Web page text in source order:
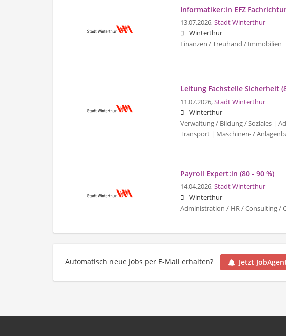
Informatiker:in EFZ
13.07.2026,Stadt Winterthur
Winterthur
Finanzen / Treuhand / Immobilien
Leitung Fachstelle Sicherheit
11.07.2026,Stadt Winterthur
Winterthur
Verwaltung / Bildung / Soziales |
Transport | Maschinen- /
Payroll Expert:in (80 - 90 %)
14.04.2026,Stadt Winterthur
Winterthur
Administration / HR / Consulting /
Automatisch neue Jobs per E-Mail erhalten? Jetzt